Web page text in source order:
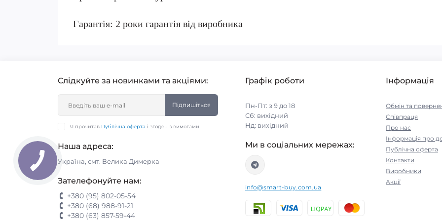
Гарантія: 2 роки гарантія від виробника
Слідкуйте за новинками та акціями:
Підпишіться
Я прочитав Публічна оферта і згоден з вимогами
Наша адреса:
Україна, смт. Велика Димерка
Зателефонуйте нам:
+380 (95) 802-05-54
+380 (68) 988-91-21
+380 (63) 857-59-44
Графік роботи
Пн-Пт: з 9 до 18
Сб: вихідний
Нд: вихідний
Ми в соціальних мережах:
info@smart-buy.com.ua
Інформація
Обмін та
Співпраця
Про нас
Інформація про
Публічна оферта
Контакти
Виробники
Акції